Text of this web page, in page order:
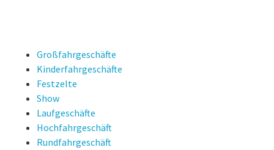
Großfahrgeschäfte
Kinderfahrgeschäfte
Festzelte
Show
Laufgeschäfte
Hochfahrgeschäft
Rundfahrgeschäft